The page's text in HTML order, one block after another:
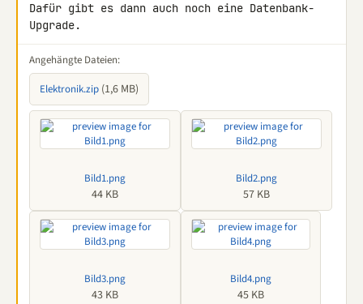
Dafür gibt es dann auch noch eine Datenbank-
Upgrade.
Angehängte Dateien:
Elektronik.zip (1,6 MB)
Bild1.png
44 KB
Bild2.png
57 KB
Bild3.png
43 KB
Bild4.png
45 KB